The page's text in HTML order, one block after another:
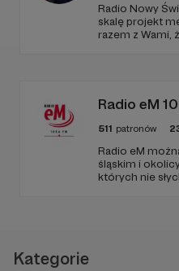
Radio Nowy
skalę projekt
razem z Wami,
Radio eM
511 patronów
Radio eM
śląskim i
których nie
Kategorie